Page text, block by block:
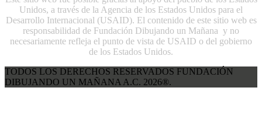
Unidos, a través de la Agencia de los Estados Unidos para el
Desarrollo Internacional (USAID). El contenido de este sitio web es
responsabilidad de Fundación Dibujando un Mañana y no
necesariamente refleja el punto de vista de USAID o del gobierno
de los Estados Unidos.
TODOS LOS DERECHOS RESERVADOS FUNDACIÓN
DIBUJANDO UN MAÑANA A.C. 2026®.